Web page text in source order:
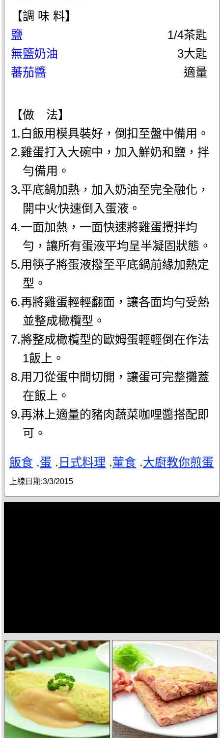
【調 味 料】
鹽
1/4茶匙
無鹽奶油
3大匙
蕃茄醬
適量
【做 法】
1.白飯用模具裝好，倒扣至盤中備用。
2.雞蛋打入大碗中，加入鮮奶和鹽，拌
勻備用。
3.平底鍋加熱，加入奶油至完全融化，
開中火快速倒入蛋液。
4.一面加熱，一面快速將雞蛋攪拌均
勻，讓所有蛋液平均呈半凝固狀態。
5.用筷子將蛋液撥至平底鍋前緣加熱定
型。
6.再將雞蛋輕輕翻面，讓各面均勻受熱
並整成橄欖型。
7.將整成橄欖型的歐姆蛋輕輕倒在作法
1飯上。
8.用刀從蛋中間切開，讓蛋可完整攤蓋
在飯上。
9.再淋上適量的豬肉蔬菜咖哩醬搭配即
可。
飯食 .蛋 . 日式料理 .葷食 .大廚教你煎蛋
上線日期:3/3/2015